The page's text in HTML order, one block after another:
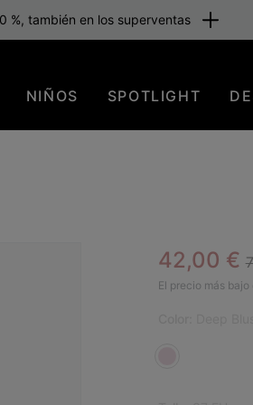
%, también en los superventas
NIÑOS SPOTLIGHT
Sale
42,00 €
El precio más